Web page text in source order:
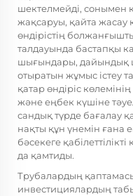
шектелмейді, сонымен
жақсаруы, қайта жасау
өндірістің
талдауында бастапқы
шығындары, дайындық
отыратын жұмыс істеу
қатар өндіріс
және еңбек күшіне
сандық түрде бағалау
нақты құн үнемін ғана
бәсекеге
да қамтиды.
Трубалардың
инвестициялардың